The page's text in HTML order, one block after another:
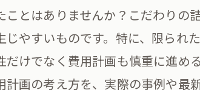
とはありませんか？こだわりの
やすいものです。特に、限られ
けでなく費用計画も慎重に進め
画の考え方を、実際の事例や最